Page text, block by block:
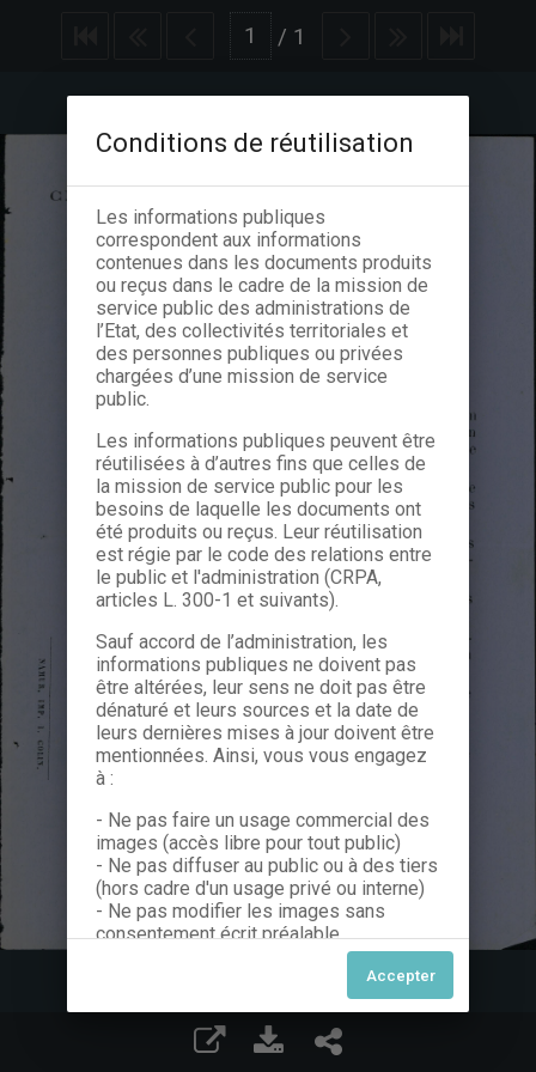
/ 1
Conditions de réutilisation
Les informations publiques
correspondent aux informations
contenues dans les documents produits
ou reçus dans le cadre de la mission de
service public des administrations de
l’Etat, des collectivités territoriales et
des personnes publiques ou privées
chargées d’une mission de service
public.
Les informations publiques peuvent être
réutilisées à d’autres fins que celles de
la mission de service public pour les
besoins de laquelle les documents ont
été produits ou reçus. Leur réutilisation
est régie par le code des relations entre
le public et l'administration (CRPA,
articles L. 300-1 et suivants).
Sauf accord de l’administration, les
informations publiques ne doivent pas
être altérées, leur sens ne doit pas être
dénaturé et leurs sources et la date de
leurs dernières mises à jour doivent être
mentionnées. Ainsi, vous vous engagez
à :
- Ne pas faire un usage commercial des
images (accès libre pour tout public)
- Ne pas diffuser au public ou à des tiers
(hors cadre d'un usage privé ou interne)
- Ne pas modifier les images sans
consentement écrit préalable
Dans le cas contraire, nous vous invitons
à nous contacter afin de solliciter le type
de Licence souhaitée parmi celles
proposées et le cas échéant, acquitter